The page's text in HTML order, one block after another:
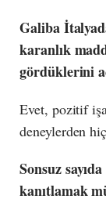
Galiba
karanlık
gördüklerini
Evet, pozitif
deneylerden
Sonsuz
kanıtlamak